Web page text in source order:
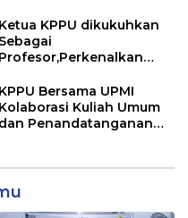
Penuh Haru dan
Kebanggaan
Ketua KPPU dikukuhkan
Sebagai
Profesor,Perkenalkan
Pembangunan Nasional
KPPU Bersama UPMI
Kolaborasi Kuliah Umum
dan Penandatanganan